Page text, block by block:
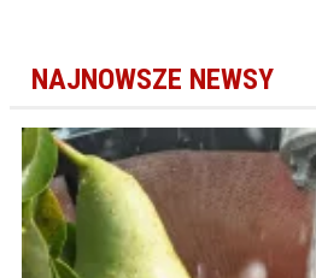
NAJNOWSZE NEWSY